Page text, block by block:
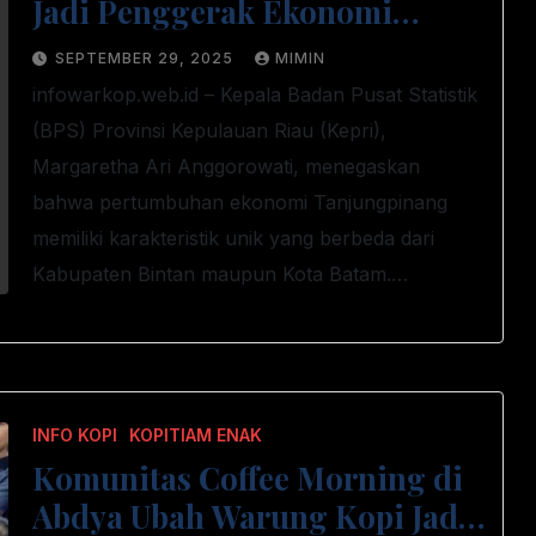
Jadi Penggerak Ekonomi
Tanjungpinang, Sensus
Ekonomi 2026 Siap Digelar
SEPTEMBER 29, 2025 MIMIN
infowarkop.web.id – Kepala Badan Pusat Statistik
(BPS) Provinsi Kepulauan Riau (Kepri),
Margaretha Ari Anggorowati, menegaskan
bahwa pertumbuhan ekonomi Tanjungpinang
memiliki karakteristik unik yang berbeda dari
Kabupaten Bintan maupun Kota Batam.…
INFO KOPI KOPITIAM ENAK
Komunitas Coffee Morning di
Abdya Ubah Warung Kopi Jadi